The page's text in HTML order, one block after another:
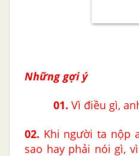
Những gợi ý
01. Vì điều gì,
02. Khi người ta nộp
sao hay phải nói gì,